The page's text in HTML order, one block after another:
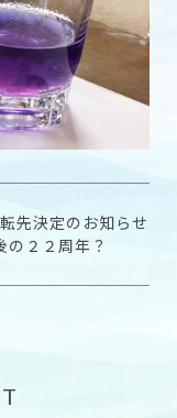
先決定のお知らせ
の２２周年？